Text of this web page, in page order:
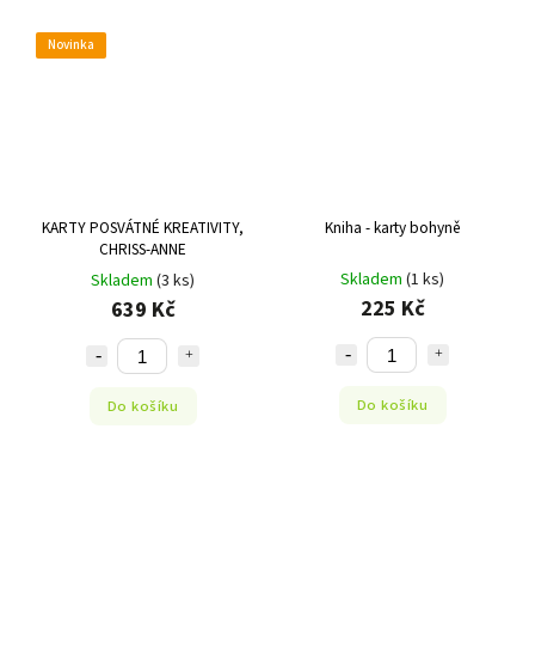
Novinka
KARTY POSVÁTNÉ KREATIVITY,
CHRISS-ANNE
Skladem (3 ks)
639 Kč
Do košíku
Kniha - karty bohyně
Skladem (1 ks)
225 Kč
Do košíku